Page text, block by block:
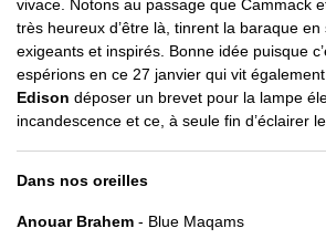
vivace. Notons au passage que Cammack
très heureux d’être là, tinrent la baraque
exigeants et inspirés. Bonne idée puisque
espérions en ce 27 janvier qui vit
Edison déposer un brevet pour la lampe
incandescence et ce, à seule fin d’éclairer
Dans nos oreilles
Anouar Brahem - Blue Maqams